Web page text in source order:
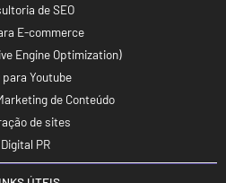
de SEO
E-commerce
Engine Optimization)
para Youtube
de Conteúdo
de sites
Digital PR